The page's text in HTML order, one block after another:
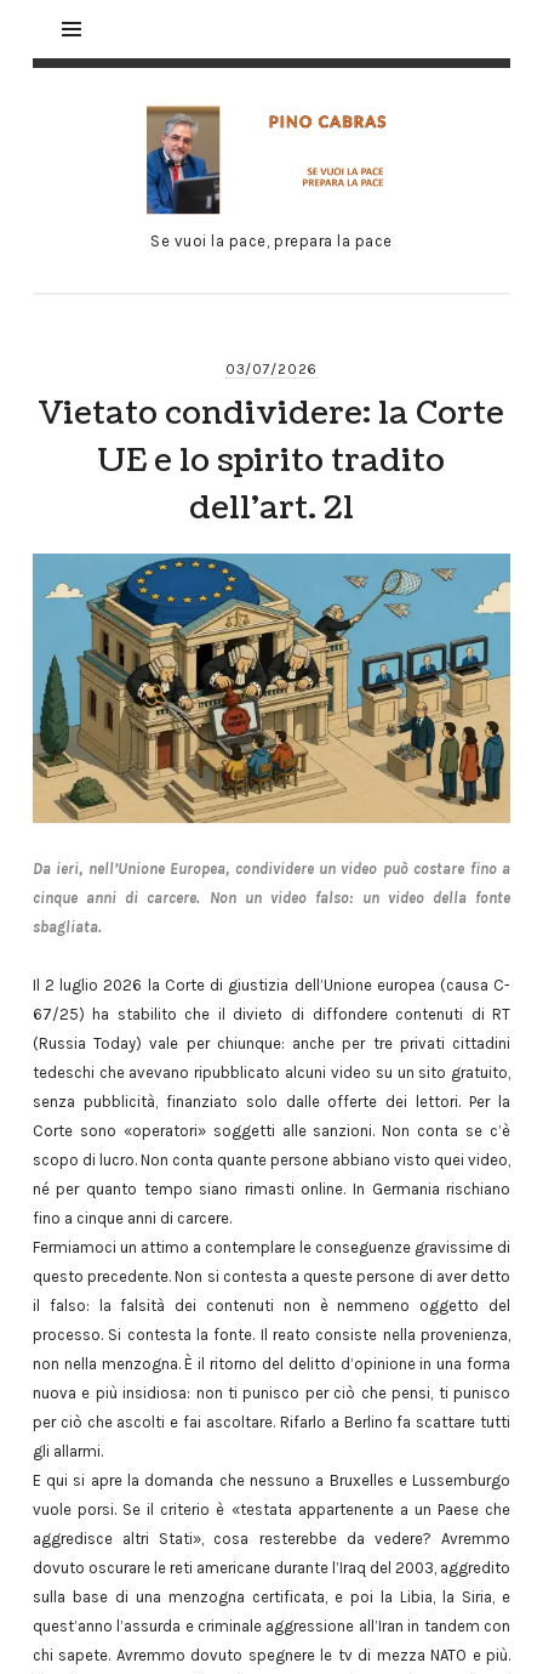
Se vuoi la pace, prepara la pace
03/07/2026
Vietato condividere: la Corte
UE e lo spirito tradito
dell’art. 21
Da ieri, nell’Unione Europea, condividere un video può costare fino a
cinque anni di carcere. Non un video falso: un video della fonte
sbagliata.
Il 2 luglio 2026 la Corte di giustizia dell’Unione europea (causa C-
67/25) ha stabilito che il divieto di diffondere contenuti di RT
(Russia Today) vale per chiunque: anche per tre privati cittadini
tedeschi che avevano ripubblicato alcuni video su un sito gratuito,
senza pubblicità, finanziato solo dalle offerte dei lettori. Per la
Corte sono «operatori» soggetti alle sanzioni. Non conta se c’è
scopo di lucro. Non conta quante persone abbiano visto quei video,
né per quanto tempo siano rimasti online. In Germania rischiano
fino a cinque anni di carcere.
Fermiamoci un attimo a contemplare le conseguenze gravissime di
questo precedente. Non si contesta a queste persone di aver detto
il falso: la falsità dei contenuti non è nemmeno oggetto del
processo. Si contesta la fonte. Il reato consiste nella provenienza,
non nella menzogna. È il ritorno del delitto d’opinione in una forma
nuova e più insidiosa: non ti punisco per ciò che pensi, ti punisco
per ciò che ascolti e fai ascoltare. Rifarlo a Berlino fa scattare tutti
gli allarmi.
E qui si apre la domanda che nessuno a Bruxelles e Lussemburgo
vuole porsi. Se il criterio è «testata appartenente a un Paese che
aggredisce altri Stati», cosa resterebbe da vedere? Avremmo
dovuto oscurare le reti americane durante l’Iraq del 2003, aggredito
sulla base di una menzogna certificata, e poi la Libia, la Siria, e
quest’anno l’assurda e criminale aggressione all’Iran in tandem con
chi sapete. Avremmo dovuto spegnere le tv di mezza NATO e più.